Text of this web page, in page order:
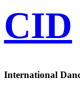
CID
International